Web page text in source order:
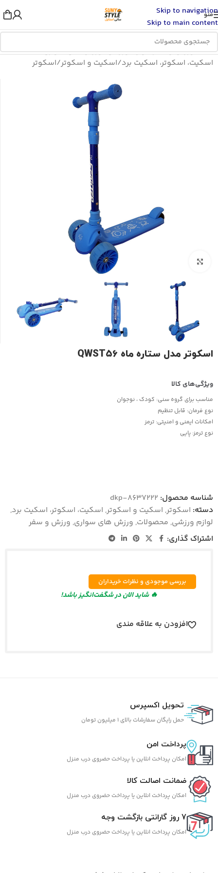
Skip to navigation
Skip to main content
منو
خانه/ورزش و سفر/لوازم ورزشی/ورزش های سواری/
اسکیت، اسکوتر، اسکیت برد/اسکیت و اسکوتر/اسکوتر
اسکوتر مدل ستاره ماه QWST۵۶
مناسب برای گروه سنی: کودک ، نوجوان
نوع فرمان: قابل تنظیم
امکانات ایمنی و امنیتی: ترمز
نوع ترمز: پایی
شناسه محصول: dkp-8637222
دسته: اسکوتر, اسکیت و اسکوتر, اسکیت، اسکوتر، اسکیت برد,
لوازم ورزشی, محصولات, ورزش های سواری, ورزش و سفر
اشتراک گذاری:
بررسی موجودی و نظرات خریداران
🔥 شاید الان در شگفت‌انگیز باشد!
افزودن به علاقه مندی
تحویل اکسپرس
حمل رایگان سفارشات بالای 1 میلیون تومان
پرداخت امن
امکان پرداخت انلاین یا پرداخت حضروی درب منزل
ضمانت اصالت کالا
امکان پرداخت انلاین یا پرداخت حضروی درب منزل
7 روز گارانتی بازگشت وجه
امکان پرداخت انلاین یا پرداخت حضروی درب منزل